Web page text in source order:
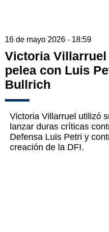
16 de mayo 2026 - 18:59
Victoria
pelea con Luis
Bullrich
Victoria Villarruel utilizó
lanzar duras críticas
Defensa Luis Petri y
creación de la DFI.